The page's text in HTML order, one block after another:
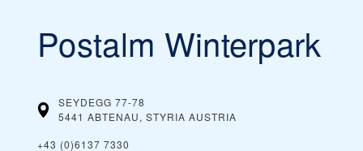
Postalm Winterpark
SEYDEGG 77-78
5441 ABTENAU, STYRIA AUSTRIA
+43 (0)6137 7330